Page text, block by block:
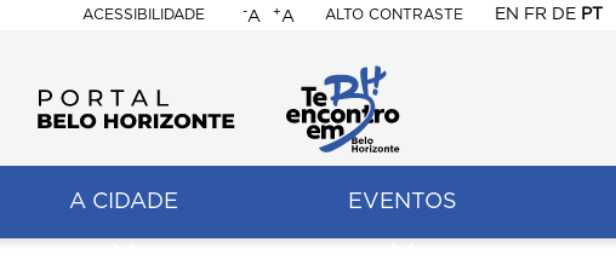
ACESSIBILIDADE
BELO
HORIZONTE
-A +A ALTO CONTRASTE EN FR DE PT
A CIDADE EVENTOS